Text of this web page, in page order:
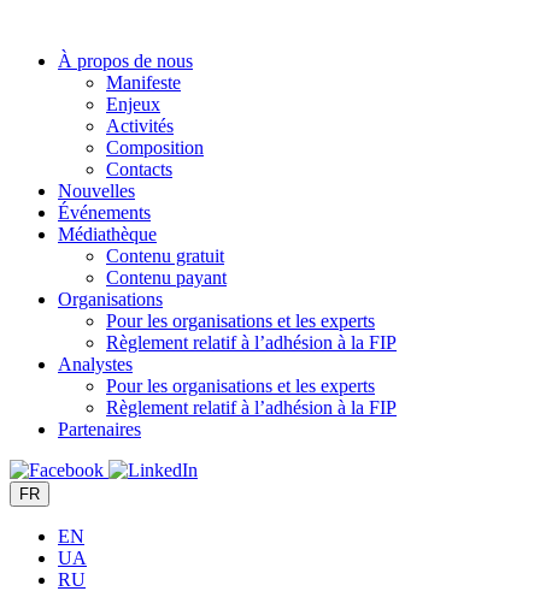
contenuÀ propos de nous
Manifeste
Enjeux
Activités
Composition
Contacts
Nouvelles
Événements
Médiathèque
Contenu gratuit
Contenu payant
Organisations
Pour les organisations et les experts
Règlement relatif à l’adhésion à la FIP
Analystes
Pour les organisations et les experts
Règlement relatif à l’adhésion à la FIP
Partenaires
FR
EN
UA
RU